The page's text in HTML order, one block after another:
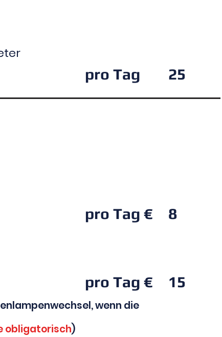
25
pro Tag
pro Tag € 8
wenn die
obligatorisch)
pro Tag € 15